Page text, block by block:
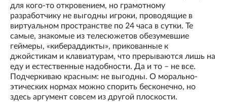
для кого-то откровением, но грамотному
разработчику не выгодны игроки, проводящие в
виртуальном пространстве по 24 часа в сутки. Те
самые, знакомые из телесюжетов обезумевшие
геймеры, «кибераддикты», прикованные к
джойстикам и клавиатурам, что прерываются лишь на
еду и естественные надобности. Да и то – не все.
Подчеркиваю красным: не выгодны. О морально-
этических нормах можно спорить бесконечно, но
здесь аргумент совсем из другой плоскости.